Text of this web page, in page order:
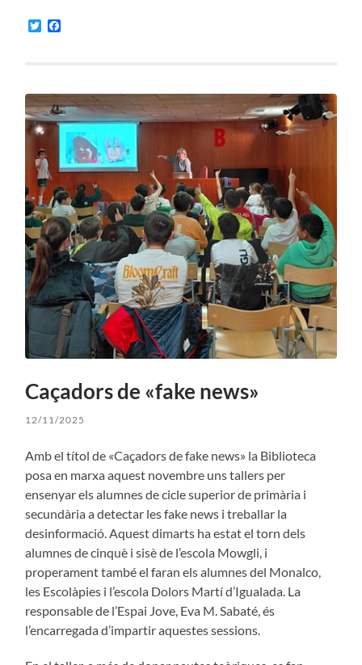
Twitter
Caçadors de «fake news»
12/11/2025
Amb el títol de «Caçadors de fake news» la Biblioteca
posa en marxa aquest novembre uns tallers per
ensenyar els alumnes de cicle superior de primària i
secundària a detectar les fake news i treballar la
desinformació. Aquest dimarts ha estat el torn dels
alumnes de cinquè i sisè de l’escola Mowgli, i
properament també el faran els alumnes del Monalco,
les Escolàpies i l’escola Dolors Martí d’Igualada. La
responsable de l’Espai Jove, Eva M. Sabaté, és
l’encarregada d’impartir aquestes sessions.